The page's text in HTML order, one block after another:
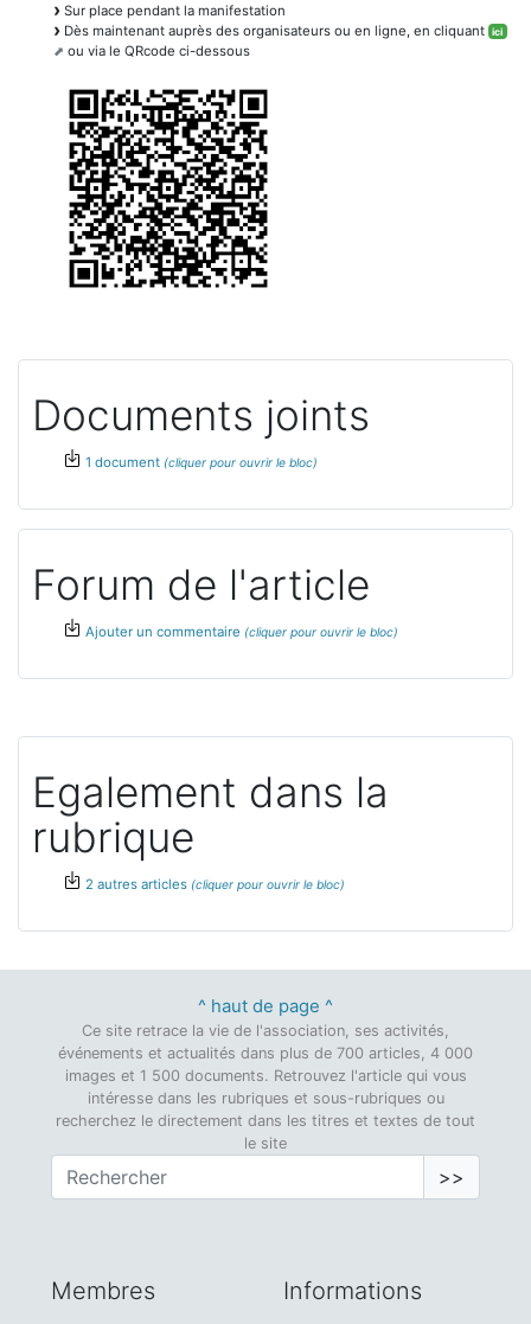
Sur place pendant la manifestation
Dès maintenant auprès des organisateurs ou en ligne, en cliquant
ici
ou via le QRcode ci-dessous
Documents joints
1 document
Forum de l'article
Ajouter un commentaire
Egalement dans la
rubrique
2 autres articles
^ haut de page ^
Ce site retrace la vie de l'association, ses activités,
événements et actualités dans plus de 700 articles, 4 000
images et 1 500 documents. Retrouvez l'article qui vous
intéresse dans les rubriques et sous-rubriques ou
recherchez le directement dans les titres et textes de tout
le site
>>
Membres Informations